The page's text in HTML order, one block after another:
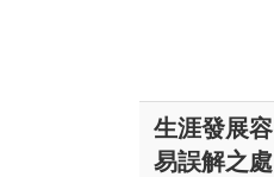
生涯發展容
易誤解之處